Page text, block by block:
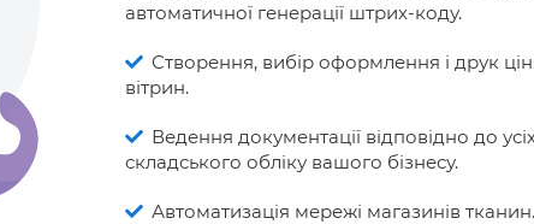
автоматичної генерації штрих-коду.
Створення, вибір оформлення і друк
вітрин.
Ведення документації відповідно до
складського обліку вашого бізнесу.
Автоматизація мережі магазинів тканин.